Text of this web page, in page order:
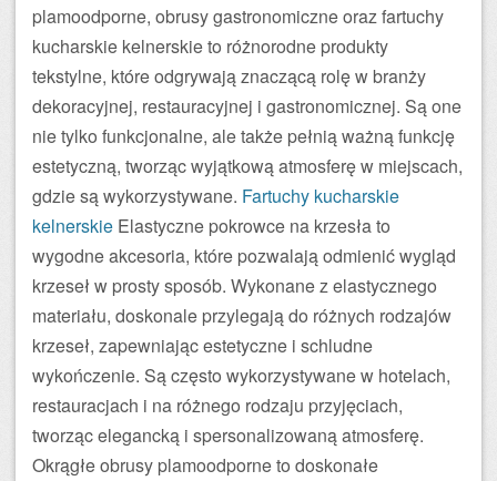
plamoodporne, obrusy gastronomiczne oraz fartuchy
kucharskie kelnerskie to różnorodne produkty
tekstylne, które odgrywają znaczącą rolę w branży
dekoracyjnej, restauracyjnej i gastronomicznej. Są one
nie tylko funkcjonalne, ale także pełnią ważną funkcję
estetyczną, tworząc wyjątkową atmosferę w miejscach,
gdzie są wykorzystywane. Fartuchy kucharskie
kelnerskie Elastyczne pokrowce na krzesła to
wygodne akcesoria, które pozwalają odmienić wygląd
krzeseł w prosty sposób. Wykonane z elastycznego
materiału, doskonale przylegają do różnych rodzajów
krzeseł, zapewniając estetyczne i schludne
wykończenie. Są często wykorzystywane w hotelach,
restauracjach i na różnego rodzaju przyjęciach,
tworząc elegancką i spersonalizowaną atmosferę.
Okrągłe obrusy plamoodporne to doskonałe